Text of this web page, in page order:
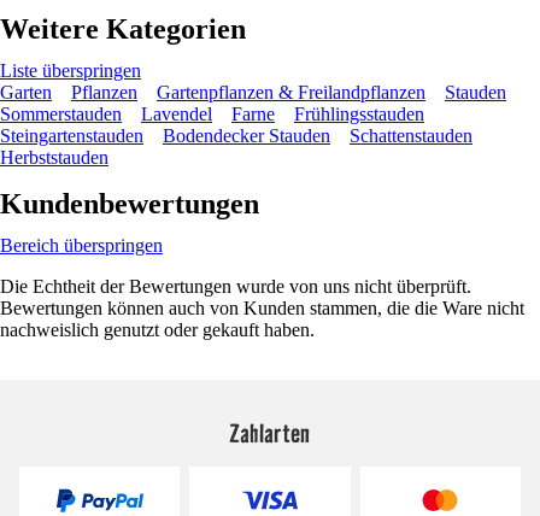
Weitere Kategorien
Liste überspringen
Garten
Pflanzen Gartenpflanzen & Freilandpflanzen
Stauden
Sommerstauden
Lavendel Farne
Frühlingsstauden
Steingartenstauden
Bodendecker Stauden
Schattenstauden
Herbststauden
Kundenbewertungen
Bereich überspringen
Die Echtheit der Bewertungen wurde von uns nicht überprüft.
Bewertungen können auch von Kunden stammen, die die Ware nicht
nachweislich genutzt oder gekauft haben.
Zahlarten